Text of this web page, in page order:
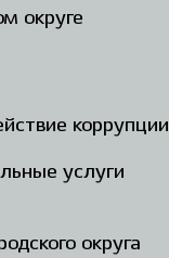
округе
коррупции
услуги
округа